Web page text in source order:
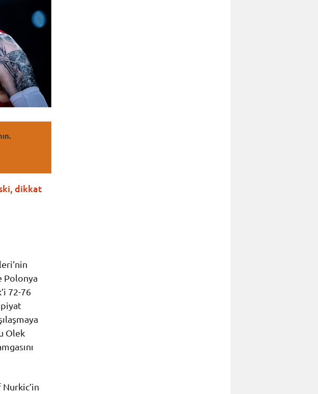
dikkat
Polonya
72-76
Olek